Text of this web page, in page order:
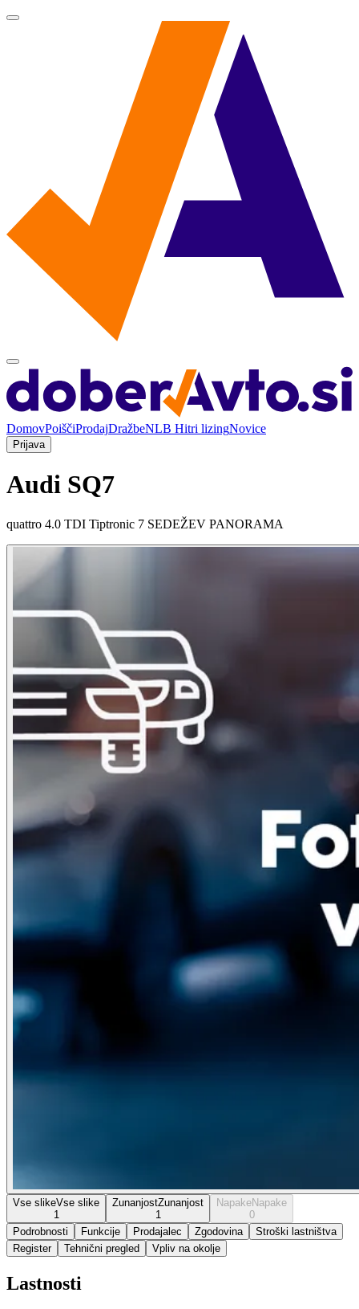
DomovPoiščiProdajDražbeNLB Hitri lizingNovice
Prijava
Audi SQ7
quattro 4.0 TDI Tiptronic 7 SEDEŽEV PANORAMA
Vse slikeVse slike
1
ZunanjostZunanjost
1
NapakeNapake
0
Podrobnosti
Funkcije Prodajalec Zgodovina
Stroški lastništva
Register
Tehnični pregled Vpliv na okolje
Lastnosti